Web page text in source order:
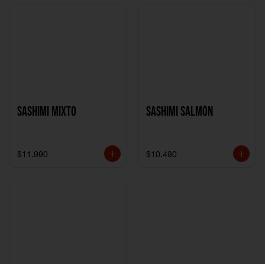
Sashimi Mixto
$11.990
Sashimi Salmón
$10.490